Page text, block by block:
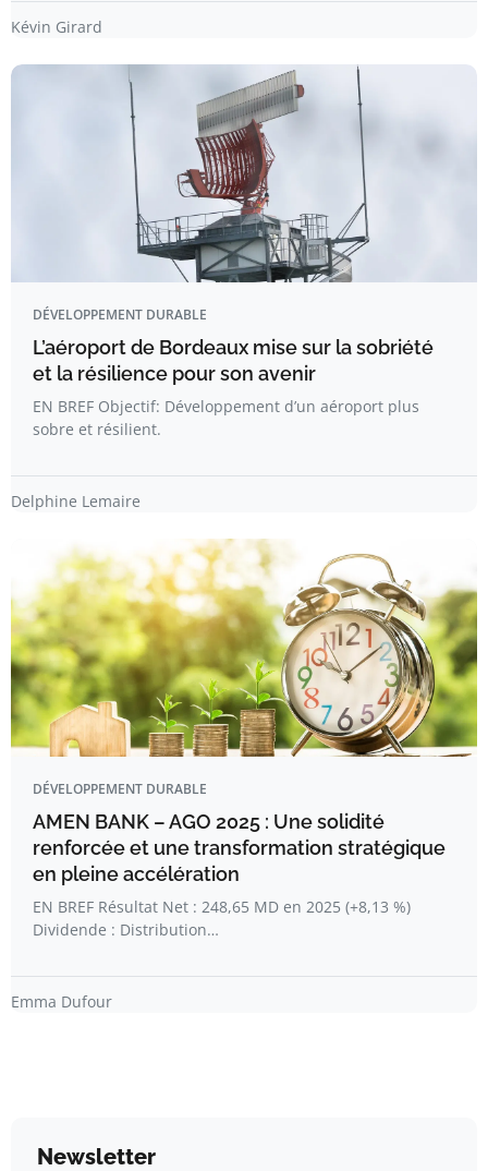
Kévin Girard
DÉVELOPPEMENT DURABLE
L’aéroport de Bordeaux mise sur la sobriété
et la résilience pour son avenir
EN BREF Objectif: Développement d’un aéroport plus
sobre et résilient.
Delphine Lemaire
DÉVELOPPEMENT DURABLE
AMEN BANK – AGO 2025 : Une solidité
renforcée et une transformation stratégique
en pleine accélération
EN BREF Résultat Net : 248,65 MD en 2025 (+8,13 %)
Dividende : Distribution…
Emma Dufour
Newsletter